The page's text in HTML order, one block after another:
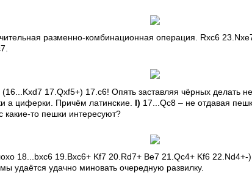
разменно-комбинационная операция. Rxc6
17.Qxf5+) 17.c6! Опять заставляя чёрных делать
а циферки. Причём латинские. I) 17...Qc8 – не отдавая
какие-то пешки интересуют?
18...bxc6 19.Bxc6+ Kf7 20.Rd7+ Be7 21.Qc4+ Kf6
удаётся удачно миновать очередную развилку.